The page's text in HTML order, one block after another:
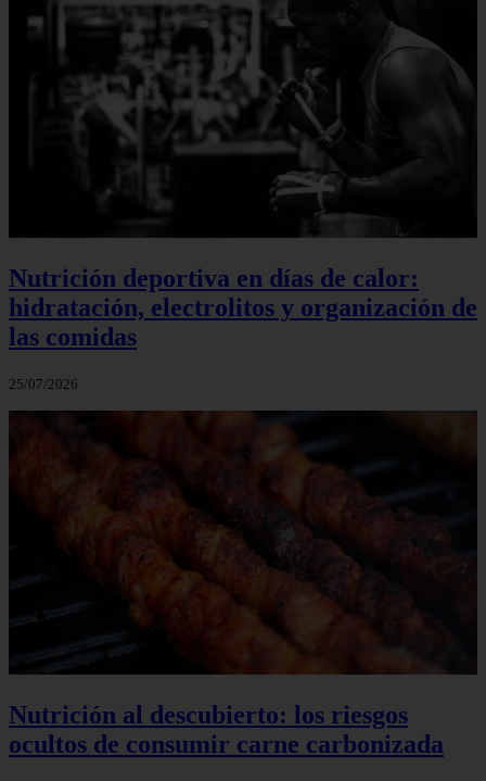
Nutrición deportiva en días de calor:
hidratación, electrolitos y organización de
las comidas
25/07/2026
Nutrición al descubierto: los riesgos
ocultos de consumir carne carbonizada